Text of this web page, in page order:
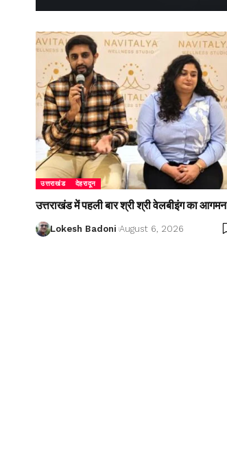
उत्तराखंड देहरादून
उत्तराखंड में पहली बार श्री श्री वेलबीइंग का आगमन
Lokesh Badoni August 6, 2026